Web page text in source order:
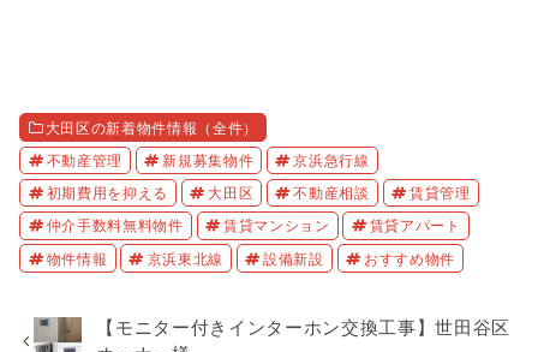
大田区の新着物件情報（全件）
不動産管理
新規募集物件
京浜急行線
初期費用を抑える
大田区 不動産相談
賃貸管理
仲介手数料無料物件
賃貸マンション
賃貸アパート
物件情報
京浜東北線 設備新設 おすすめ物件
【モニター付きインターホン交換工事】世田谷区